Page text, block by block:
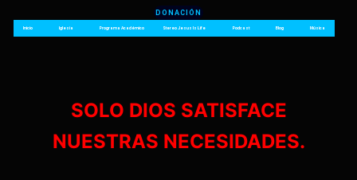
DONACIÓN
Inicio Iglesia Programa Académico Stereo Jesus Is Life Podcast Blog Música
SOLO DIOS SATISFACE
NUESTRAS NECESIDADES.